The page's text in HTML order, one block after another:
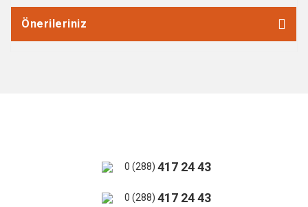
Önerileriniz
0 (288) 417 24 43
0 (288) 417 24 43